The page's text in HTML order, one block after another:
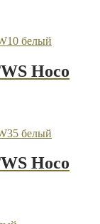
Hoco
Hoco